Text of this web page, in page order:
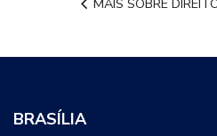
BRASÍLIA